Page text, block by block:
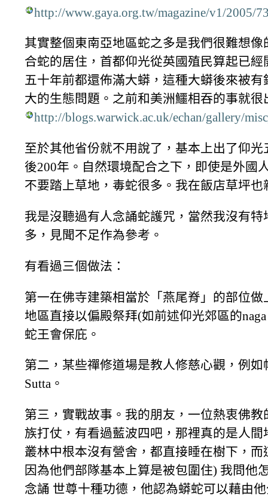
http://www.gaya.org.tw/magazine/v1/2005/
其實整個東南亞地區蛇之多是我們很難想
合蛇的居住，首都仰光從英國殖民算起已
五十年前都還佈滿大蟒，這種大蟒後來被
大的生態問題。之前和美洲鱷相吞的事就很
http://blogs.warwick.ac.uk/echan/gallery/
至於其他省份就不用說了，基本上出了仰
後200年。自然環境配合之下，即使是外國
不要踏上草地，毒蛇很多。我在飯店草坪
我是沒聽過有人念誦蛇護咒，當然我沒有
多，見聞不足作為參考。
有看過三個做法：
第一在佛寺建築相當於「燕尾脊」的部位
地區直接以偏殿祭拜(如前述仰光郊區的
蛇王會保庇。
第二，某些禪修道場是教人修慈心觀，例
Sutta。
第三，實戰故事。我的朋友，一位熱衷佛
族打仗，有看過藍波四吧，那裡真的是人
叢林中根本沒有營舍，都直接睡在樹下，
因為他們部隊基本上算是被包圍住) 我問他
念誦 世尊十種功德，他認為蟒蛇可以藉由